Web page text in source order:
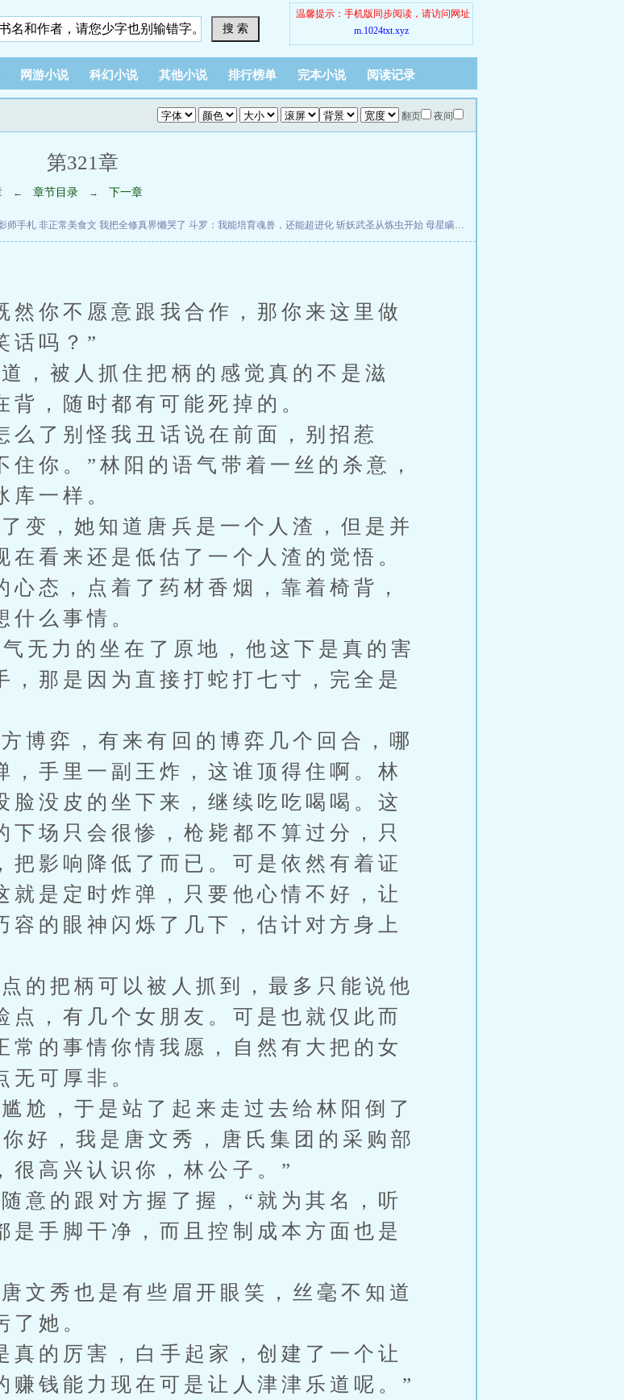
搜 索
温馨提示：手机版同步阅读，请访问网址
m.1024txt.xyz
网游小说 科幻小说 其他小说 排行榜单 完本小说 阅读记录
翻页 夜间
第321章
← 章节目录 → 下一章
师手札 非正常美食文 我把全修真界懒哭了 斗罗：我能培育魂兽，还能超进化 斩妖武圣从炼虫开始 母星瞒着我们偷偷化形了
你不愿意跟我合作，那你来这里做
话吗？”
被人抓住把柄的感觉真的不是滋
，随时都有可能死掉的。
了别怪我丑话说在前面，别招惹
你。”林阳的语气带着一丝的杀意，
库一样。
，她知道唐兵是一个人渣，但是并
看来还是低估了一个人渣的觉悟。
态，点着了药材香烟，靠着椅背，
什么事情。
无力的坐在了原地，他这下是真的害
，那是因为直接打蛇打七寸，完全是
弈，有来有回的博弈几个回合，哪
，手里一副王炸，这谁顶得住啊。林
脸没皮的坐下来，继续吃吃喝喝。这
下场只会很惨，枪毙都不算过分，只
把影响降低了而已。可是依然有着证
就是定时炸弹，只要他心情不好，让
容的眼神闪烁了几下，估计对方身上
把柄可以被人抓到，最多只能说他
点，有几个女朋友。可是也就仅此而
常的事情你情我愿，自然有大把的女
无可厚非。
，于是站了起来走过去给林阳倒了
好，我是唐文秀，唐氏集团的采购部
很高兴认识你，林公子。”
的跟对方握了握，“就为其名，听
是手脚干净，而且控制成本方面也是
秀也是有些眉开眼笑，丝毫不知道
了她。
的厉害，白手起家，创建了一个让
赚钱能力现在可是让人津津乐道呢。”